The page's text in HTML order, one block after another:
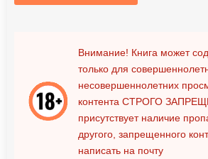
Внимание! Книга может
только для
несовершеннолетних
контента СТРОГО
присутствует наличие
другого, запрещенного
написать на почту